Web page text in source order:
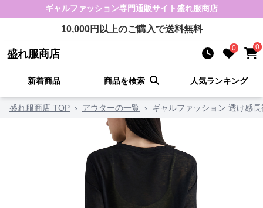
ギャルファッション専門通販サイト盛れ服商店
10,000円以上のご購入で送料無料
盛れ服商店 0 0
新着商品 商品を検索 人気ランキング
盛れ服商店 TOP › アウターの一覧 › ギャルファッション 透け感